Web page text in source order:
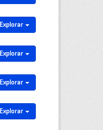
Explorar
Explorar
Explorar
Explorar